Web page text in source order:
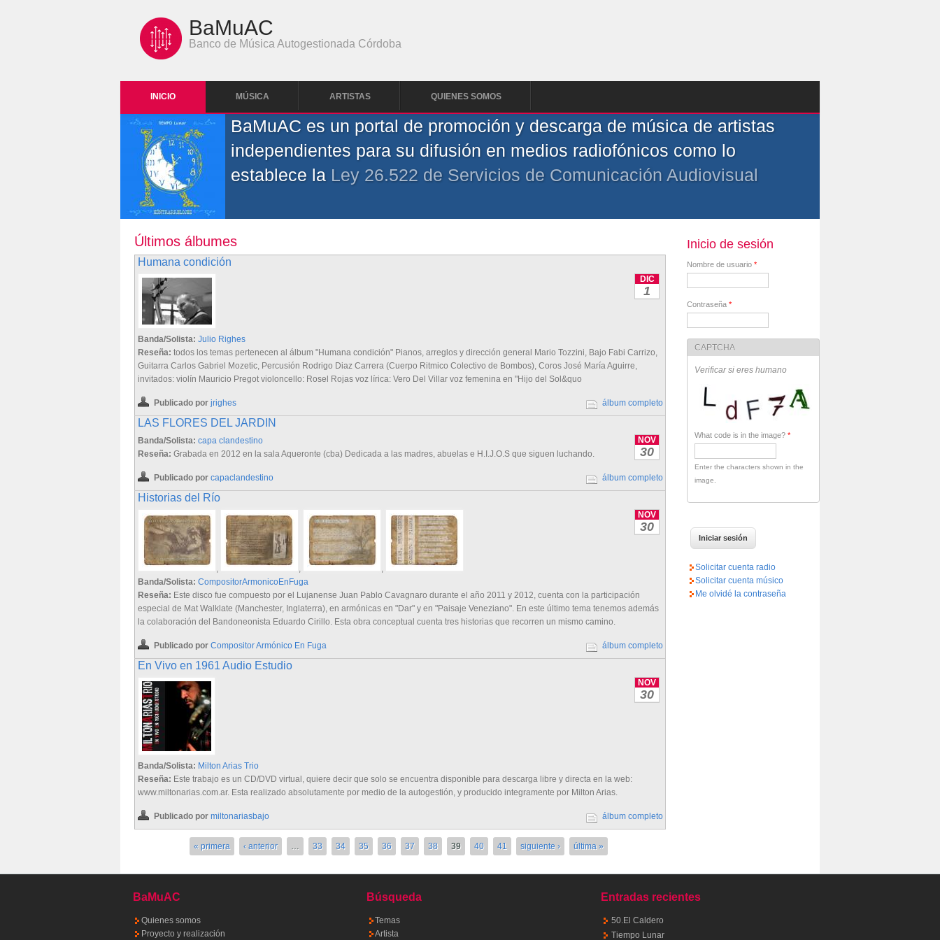
BaMuAC
Banco de Música Autogestionada Córdoba
INICIO MÚSICA ARTISTAS QUIENES SOMOS
BaMuAC es un portal de promoción y descarga de música de artistas
independientes para su difusión en medios radiofónicos como lo
establece la Ley 26.522 de Servicios de Comunicación Audiovisual
Últimos álbumes
Humana condición
DIC
1
Banda/Solista: Julio Righes
Reseña: todos los temas pertenecen al álbum "Humana condición" Pianos, arreglos y dirección general Mario Tozzini, Bajo Fabi Carrizo,
Guitarra Carlos Gabriel Mozetic, Percusión Rodrigo Diaz Carrera (Cuerpo Ritmico Colectivo de Bombos), Coros José María Aguirre,
invitados: violín Mauricio Pregot violoncello: Rosel Rojas voz lírica: Vero Del Villar voz femenina en "Hijo del Sol&quo
Publicado por jrighes álbum completo
LAS FLORES DEL JARDIN
NOV
30
Banda/Solista: capa clandestino
Reseña: Grabada en 2012 en la sala Aqueronte (cba) Dedicada a las madres, abuelas e H.I.J.O.S que siguen luchando.
Publicado por capaclandestino álbum completo
Historias del Río
NOV
30
, ,
,
Banda/Solista: CompositorArmonicoEnFuga
Reseña: Este disco fue compuesto por el Lujanense Juan Pablo Cavagnaro durante el año 2011 y 2012, cuenta con la participación
especial de Mat Walklate (Manchester, Inglaterra), en armónicas en "Dar" y en "Paisaje Veneziano". En este último tema tenemos además
la colaboración del Bandoneonista Eduardo Cirillo. Esta obra conceptual cuenta tres historias que recorren un mismo camino.
Publicado por Compositor Armónico En Fuga álbum completo
En Vivo en 1961 Audio Estudio
NOV
30
Banda/Solista: Milton Arias Trio
Reseña: Este trabajo es un CD/DVD virtual, quiere decir que solo se encuentra disponible para descarga libre y directa en la web:
www.miltonarias.com.ar. Esta realizado absolutamente por medio de la autogestión, y producido integramente por Milton Arias.
Publicado por miltonariasbajo álbum completo
Páginas « primera ‹ anterior … 33 34 35 36 37 38 39 40 41 siguiente › última »
Inicio de sesión
Nombre de usuario *
Contraseña *
CAPTCHA
Verificar si eres humano
What code is in the image? *
Enter the characters shown in the
image.
Solicitar cuenta radio
Solicitar cuenta músico
Me olvidé la contraseña
BaMuAC
Quienes somos
Proyecto y realización
Búsqueda
Temas
Artista
Entradas recientes
50.El Caldero
Tiempo Lunar